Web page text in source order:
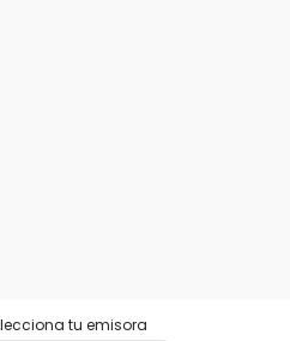
tu emisora